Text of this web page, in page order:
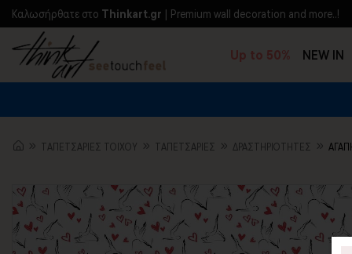
Kαλωσήρθατε στο Thinkart.gr | Premium wall decoration and more..!
Up to 50% NEW IN
TΑΠΕΤΣΑΡΙΕΣ ΤΟΙΧΟΥ TΑΠΕΤΣΑΡΙΕΣ ΔΡΑΣΤΗΡΙΌΤΗΤΕΣ